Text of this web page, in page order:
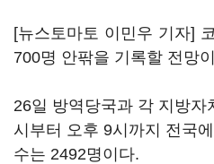
[뉴스토마토 이민우 기자]
700명 안팎을 기록할 전망
26일 방역당국과 각 지방
시부터 오후 9시까지 전국
수는 2492명이다.